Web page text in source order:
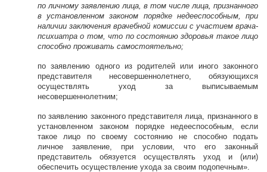
по личному заявлению лица, в том числе лица, признанного
в установленном законом порядке недееспособным, при
наличии заключения врачебной комиссии с участием врача-
психиатра о том, что по состоянию здоровья такое лицо
способно проживать самостоятельно;
по заявлению одного из родителей или иного законного
представителя несовершеннолетнего, обязующихся
осуществлять уход за выписываемым
несовершеннолетним;
по заявлению законного представителя лица, признанного в
установленном законом порядке недееспособным, если
такое лицо по своему состоянию не способно подать
личное заявление, при условии, что его законный
представитель обязуется осуществлять уход и (или)
обеспечить осуществление ухода за своим подопечным».